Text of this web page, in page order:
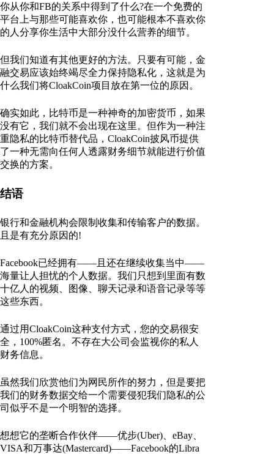
你从你和FB的关系中得到了什么?在一个免费的
平台上与那些可能喜欢你，也可能根本不喜欢你
的人分享你生活中大部分没什么营养的细节。
但我们知道有其他更好的方法。只要有可能，金
融交易应该始终竭尽全力保持隐私化，这就是为
什么我们将CloakCoin项目放在第一位的原因。
确实如此，比特币是一种神奇的加密货币，如果
没有它，我们就不会出现在这里。但作为一种注
重隐私的比特币替代品，CloakCoin披风币提供
了一种无需向任何人透露财务细节就能进行价值
交换的方案。
结语
银行和金融机构会限制收集和传输客户的数据。
且是有充分原因的!
Facebook已经拥有——且还在继续收集当中——
海量让人担忧的个人数据。我们只想到里面有数
十亿人的视频、图像、聊天记录和语音记录等等
这些东西。
通过用CloakCoin这种支付方式，您的交易很安
全，100%匿名。不存在大公司会监视你的私人
财务信息。
虽然我们欣赏他们为网民所作的努力，但是要把
我们的财务数据交给一个需要侵犯我们隐私的公
司似乎不是一个明智的选择。
想想它的垄断合作伙伴——优步(Uber)、eBay、
VISA和万事达(Mastercard)——Facebook的Libra